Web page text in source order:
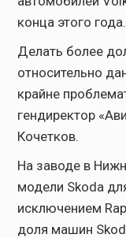
конца этого года.
Делать более
относительно
крайне
гендиректор
Кочетков.
На заводе в
модели Skoda
исключением
доля машин